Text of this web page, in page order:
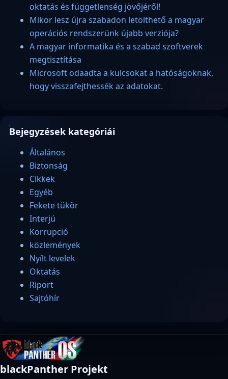
oktatás és függetlenség jövőjéről!
Mikor lesz újra szabadon letölthető a magyar
operációs rendszerünk újabb verziója?
A magyar informatika és a szabad szoftverek
megtisztítása
Microsoft odaadta a kulcsokat a hatóságoknak,
hogy visszafejthessék az adatokat.
Bejegyzések kategóriái
Általános
Biztonság
Cikkek
Egyéb
Fekete tükör
Interjú
Korrupció
közlemények
Nyílt levelek
Oktatás
Riport
Sajtóhír
blackPanther Projekt